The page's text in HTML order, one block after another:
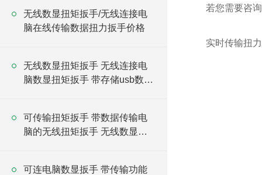
无线数显扭矩扳手/无线连接电
脑在线传输数据扭力扳手价格
无线数显扭矩扳手 无线连接电
脑数显扭矩扳手 带存储usb数显
可传输扭矩扳手 带数据传输电
脑的无线扭矩扳手 无线数显扭
可连电脑数显扳手 带传输功能
若您需要咨
实时传输扭